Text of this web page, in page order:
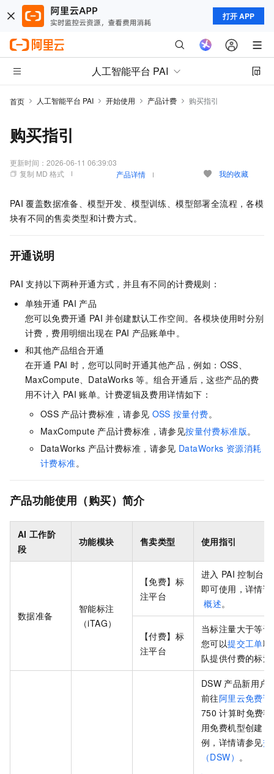
打开 APP
人工智能平台 PAI
首页 人工智能平台 PAI 开始使用 产品计费 购买指引
购买指引
更新时间： 2026-06-11 06:39:03
复制 MD 格式
产品详情 我的收藏
PAI 覆盖数据准备、模型开发、模型训练、模型部署全流程，各模
块有不同的售卖类型和计费方式。
开通说明
PAI 支持以下两种开通方式，并且有不同的计费规则：
单独开通 PAI 产品
您可以免费开通 PAI 并创建默认工作空间。各模块使用时分别
计费，费用明细出现在 PAI 产品账单中。
和其他产品组合开通
在开通 PAI 时，您可以同时开通其他产品，例如：OSS、
MaxCompute、DataWorks 等。组合开通后，这些产品的费
用不计入 PAI 账单。计费逻辑及费用详情如下：
OSS 产品计费标准，请参见 OSS 按量付费。
MaxCompute 产品计费标准，请参见按量付费标准版。
DataWorks 产品计费标准，请参见 DataWorks 资源消耗
计费标准。
产品功能使用（购买）简介
AI 工作阶
段
功能模块 售卖类型 使用指引
数据准备
智能标注
（iTAG）
【免费】标
注平台
进入 PAI 控制台
即可使用，详情
概述。
【付费】标
注平台
当标注量大于等于
您可以提交工单联
队提供付费的标
DSW 产品新用户
前往阿里云免费试
750 计算时免费
用免费机型创建
例，详情请参见交
（DSW） 。